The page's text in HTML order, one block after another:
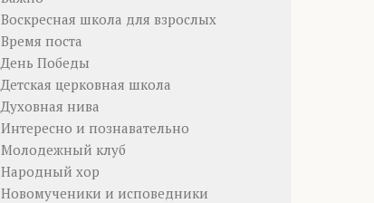
Воскресная школа для взрослых
Время поста
День Победы
Детская церковная школа
Духовная нива
Интересно и познавательно
Молодежный клуб
Народный хор
Новомученики и исповедники